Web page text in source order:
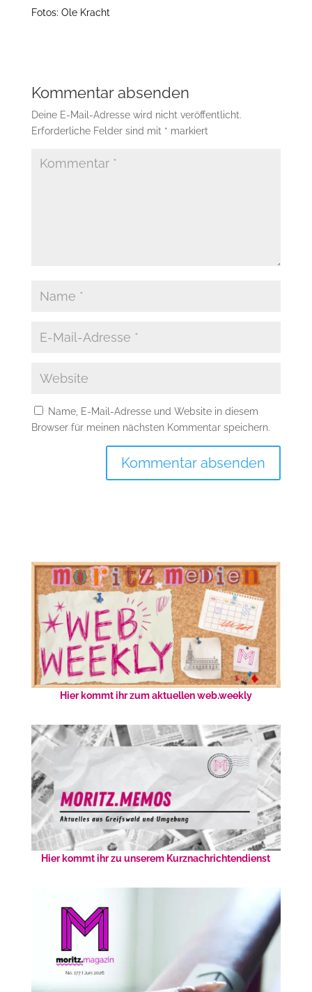
Fotos: Ole Kracht
Kommentar absenden
Deine E-Mail-Adresse wird nicht veröffentlicht.
Erforderliche Felder sind mit * markiert
Name, E-Mail-Adresse und Website in diesem
Browser für meinen nächsten Kommentar speichern.
Hier kommt ihr zum aktuellen web.weekly
Hier kommt ihr zu unserem Kurznachrichtendienst